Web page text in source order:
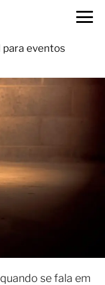
eventos
se fala em